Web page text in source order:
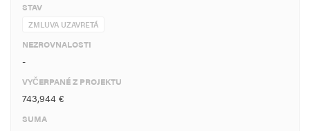
STAV
ZMLUVA UZAVRETÁ
NEZROVNALOSTI
-
VYČERPANÉ Z PROJEKTU
743,944 €
SUMA